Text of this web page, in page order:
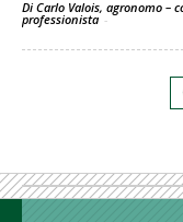
Di Carlo Valois, agronomo –
professionista -